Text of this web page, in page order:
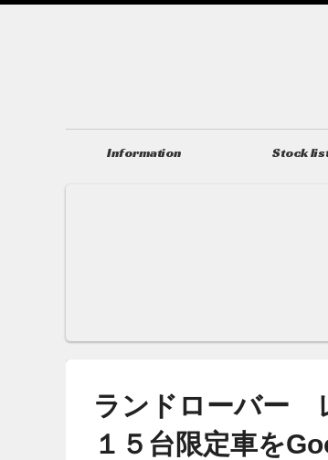
Information Stock
ランドローバー
１５台限定車を